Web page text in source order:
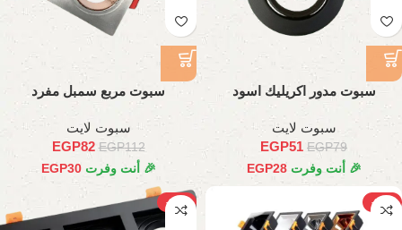
سبوت مدور اكريليك اسود
سبوت لايت
EGP79
EGP51
🎉 أنت وفرت EGP28
سبوت مربع سمبل مفرد
سبوت لايت
EGP112
EGP82
🎉 أنت وفرت EGP30
-30%
-21%